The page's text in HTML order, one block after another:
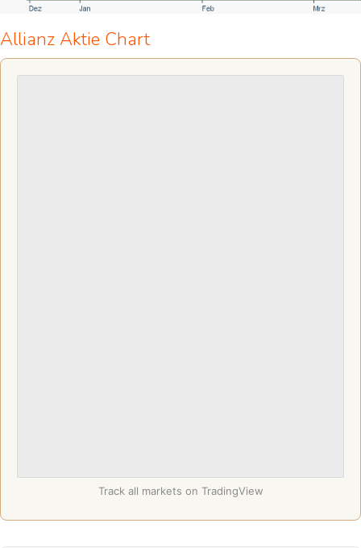
Allianz Aktie Chart
Track all markets on TradingView